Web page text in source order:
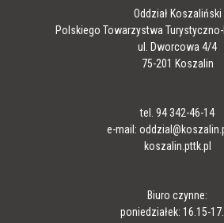
Oddział Koszaliński
Polskiego Towarzystwa
ul. Dworcowa 4/4
75-201 Koszalin
tel. 94 342-46-14
e-mail:
koszalin.pttk.pl
Biuro czynne:
poniedziałek: 16.15-